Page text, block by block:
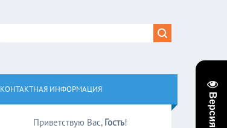
КОНТАКТНАЯ ИНФОРМАЦИЯ
Приветствую Вас, Гость!